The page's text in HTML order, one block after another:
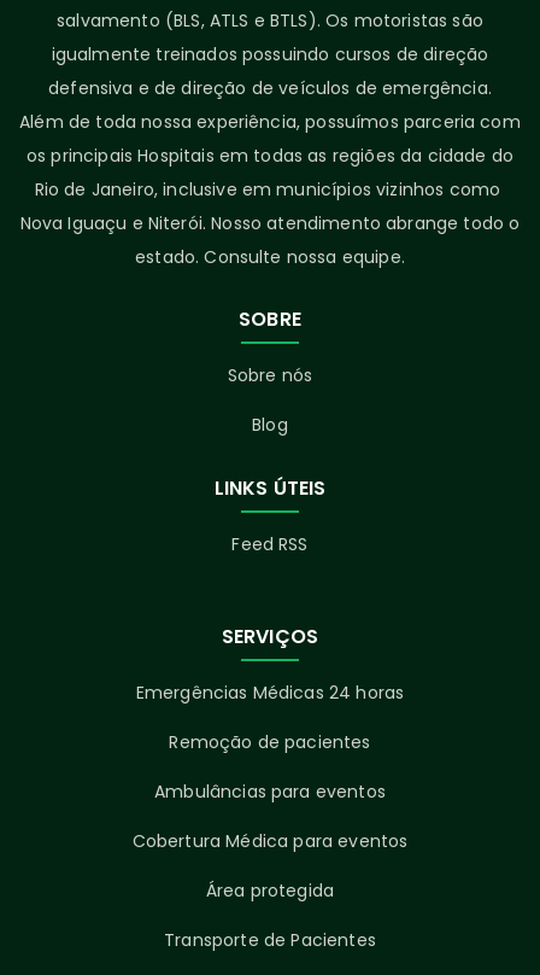
salvamento (BLS, ATLS e BTLS). Os motoristas são
igualmente treinados possuindo cursos de direção
defensiva e de direção de veículos de emergência.
Além de toda nossa experiência, possuímos parceria com
os principais Hospitais em todas as regiões da cidade do
Rio de Janeiro, inclusive em municípios vizinhos como
Nova Iguaçu e Niterói. Nosso atendimento abrange todo o
estado. Consulte nossa equipe.
SOBRE
Sobre nós
Blog
LINKS ÚTEIS
Feed RSS
SERVIÇOS
Emergências Médicas 24 horas
Remoção de pacientes
Ambulâncias para eventos
Cobertura Médica para eventos
Área protegida
Transporte de Pacientes